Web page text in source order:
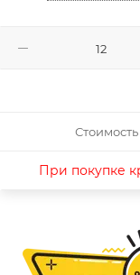
При покупке